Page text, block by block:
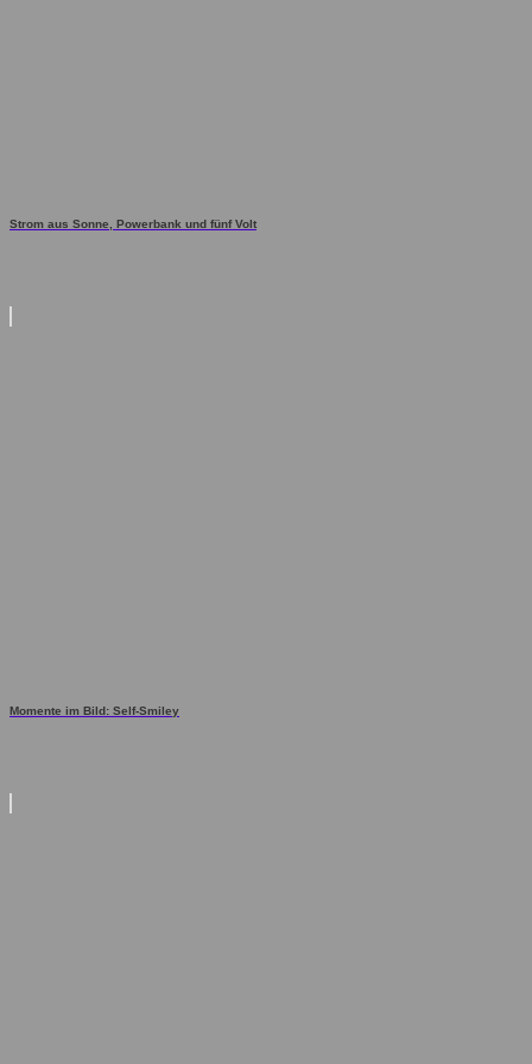
Strom aus Sonne, Powerbank und fünf Volt
Momente im Bild: Self-Smiley